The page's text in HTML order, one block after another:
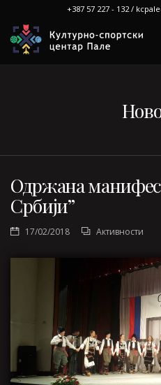
+387 57 227 - 132 /
Одржана
Србији”
17/02/2018 Активности